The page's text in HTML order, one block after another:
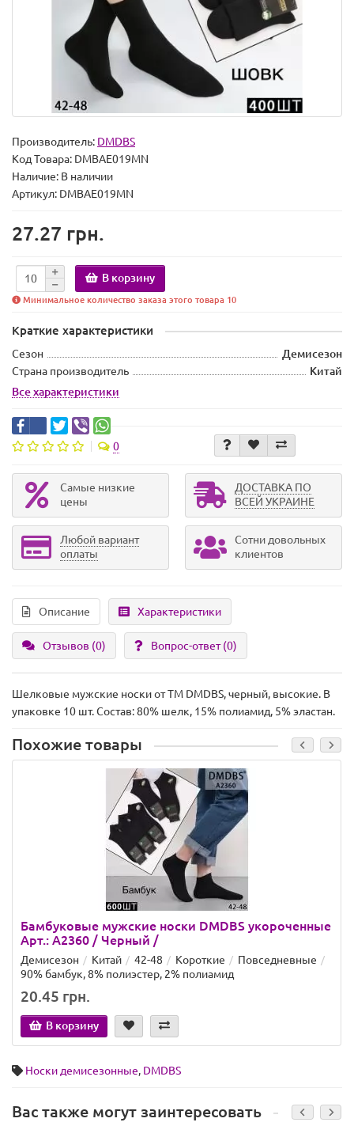
Производитель: DMDBS
Код Товара: DMBAE019MN
Наличие: В наличии
Артикул: DMBAE019MN
27.27 грн.
В корзину
Минимальное количество заказа этого товара 10
Краткие характеристики
Сезон
Демисезон
Страна производитель
Китай
Все характеристики
0
Самые низкие
цены
ДОСТАВКА ПО
ВСЕЙ УКРАИНЕ
Любой вариант
оплаты
Сотни довольных
клиентов
Описание Характеристики
Отзывов (0) Вопрос-ответ(0)
Шелковые мужские носки от TM DMDBS, черный, высокие. В
упаковке 10 шт. Состав: 80% шелк, 15% полиамид, 5% эластан.
Похожие товары
Бамбуковые мужские носки DMDBS укороченные
Арт.: A2360 / Черный /
Демисезон Китай 42-48 Короткие
Повседневные
90% бамбук, 8% полиэстер, 2% полиамид
20.45 грн.
В корзину
Носки демисезонные, DMDBS
Вас также могут заинтересовать